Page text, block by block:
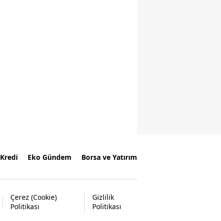
Kredi Eko Gündem Borsa ve Yatırım
Çerez (Cookie)
Politikası
Gizlilik
Politikası